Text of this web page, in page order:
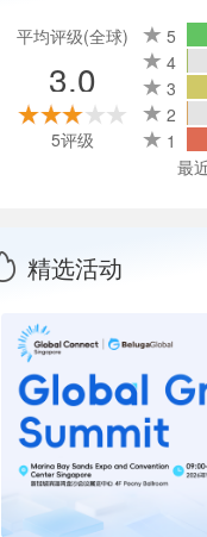
平均评级(全球)
3.0
5评级
5
4
3
2
1
最
精选活动